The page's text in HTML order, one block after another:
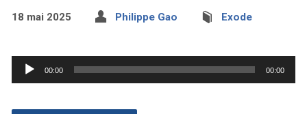
18 mai 2025 Philippe Gao Exode
Lecteur
audio
00:00 00:00